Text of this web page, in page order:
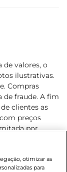
de valores, o
ilustrativas.
Compras
de fraude. A fim
clientes as
preços
por
podendo
a venda
otimizar as
para